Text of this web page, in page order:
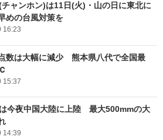
ャンホン)は11日(火)・山の日に東北に
めの台風対策を
16:23
数は大幅に減少 熊本県八代で全国最
15:37
今夜中国大陸に上陸 最大500mmの大
14:39